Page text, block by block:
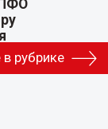
рубрике